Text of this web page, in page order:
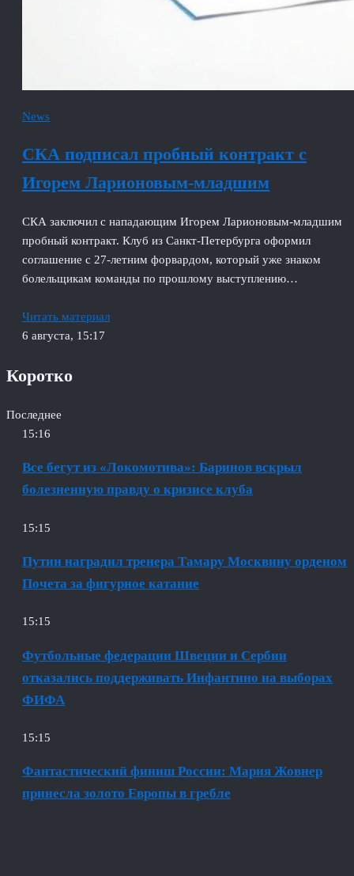
News
СКА подписал пробный контракт с
Игорем Ларионовым‑младшим
СКА заключил с нападающим Игорем Ларионовым‑младшим
пробный контракт. Клуб из Санкт‑Петербурга оформил
соглашение с 27‑летним форвардом, который уже знаком
болельщикам команды по прошлому выступлению…
Читать материал
6 августа, 15:17
Коротко
Последнее
15:16
Все бегут из «Локомотива»: Баринов вскрыл
болезненную правду о кризисе клуба
15:15
Путин наградил тренера Тамару Москвину орденом
Почета за фигурное катание
15:15
Футбольные федерации Швеции и Сербии
отказались поддерживать Инфантино на выборах
ФИФА
15:15
Фантастический финиш России: Мария Жовнер
принесла золото Европы в гребле